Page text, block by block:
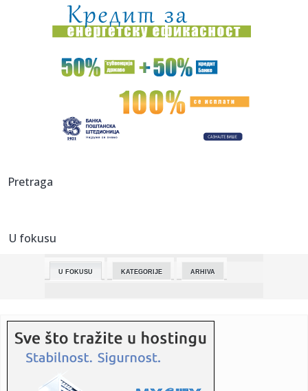
08:15:Duhovna grupa "Bedem": Koncert za djecu oboljelu od
malignih bole...
08:15:Ko je vlast, a ko opozicija: Politički paradoks u BiH
Nova mjera: 1.000 KM za bebu rođenu na Dan Banjaluke
08:15:Koliko učenika pohađa privatne škole u Republici Srpskoj i
pojedincima u ...
08:14:
08:14:
Putevi prohodni, saobraćaj obustavljen samo na deonici
08:14:Hose Balkazar izabran za privremenog predsednika Perua
do jula
Pretraga
U fokusu
U FOKUSU KATEGORIJE ARHIVA